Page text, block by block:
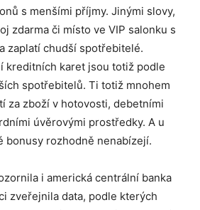
s menšími příjmy. Jinými slovy,
zdarma či místo ve VIP salonku s
zaplatí chudší spotřebitelé.
kreditních karet jsou totiž podle
spotřebitelů. Ti totiž mnohem
za zboží v hotovosti, debetními
úvěrovými prostředky. A u
bonusy rozhodně nenabízejí.
i americká centrální banka
zveřejnila data, podle kterých